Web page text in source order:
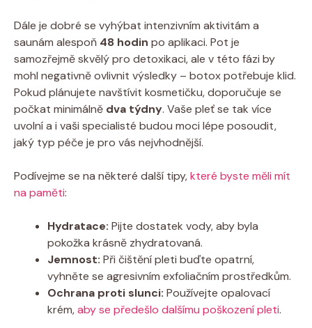
Dále je dobré se vyhýbat intenzivním aktivitám a
saunám alespoň 48 hodin po aplikaci. Pot je
samozřejmě skvělý pro detoxikaci, ale v této fázi by
mohl negativně ovlivnit výsledky – botox potřebuje klid.
Pokud plánujete navštívit kosmetičku, doporučuje se
počkat minimálně dva týdny. Vaše pleť se tak více
uvolní a i vaši specialisté budou moci lépe posoudit,
jaký typ péče je pro vás nejvhodnější.
Podívejme se na některé další tipy,které byste měli mít
na paměti:
Hydratace: Pijte dostatek vody, aby byla
pokožka krásně zhydratovaná.
Jemnost: Při čištění pleti buďte opatrní,
vyhněte se agresivním exfoliačním prostředkům.
Ochrana proti slunci: Používejte opalovací
krém,aby se předešlo dalšímu poškození pleti.